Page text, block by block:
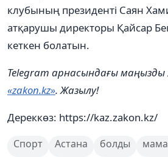
клубының президенті Саян
атқарушы директоры Қайсар
кеткен болатын.
Telegram арнасындағы
«zakon.kz». Жазылу!
Дереккөз: https://kaz.zakon.kz/
Спорт Астана болды